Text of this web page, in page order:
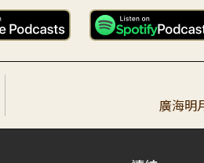
，總是提醒我們，無限生命當中，總有
到這一句: 他的眼淚就流出來，就回到他
廣海明